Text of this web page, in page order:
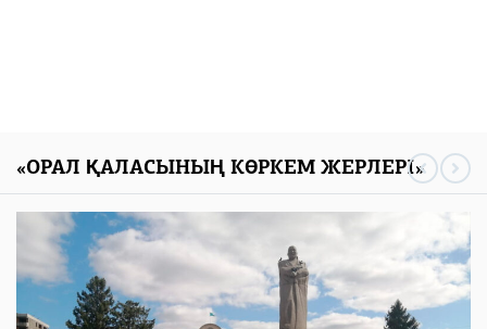
«ОРАЛ ҚАЛАСЫНЫҢ КӨРКЕМ ЖЕРЛЕРІ»